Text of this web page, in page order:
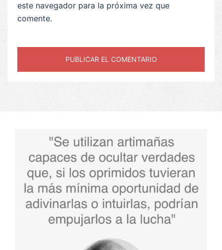
este navegador para la próxima vez que
comente.